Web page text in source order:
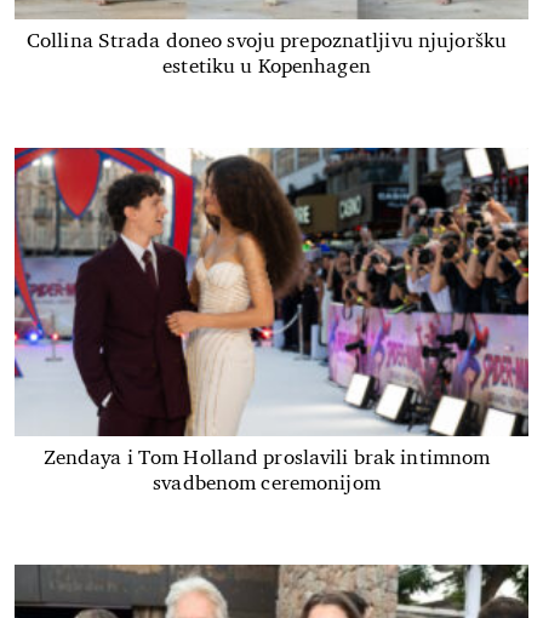
Collina Strada doneo svoju prepoznatljivu njujoršku
estetiku u Kopenhagen
Zendaya i Tom Holland proslavili brak intimnom
svadbenom ceremonijom